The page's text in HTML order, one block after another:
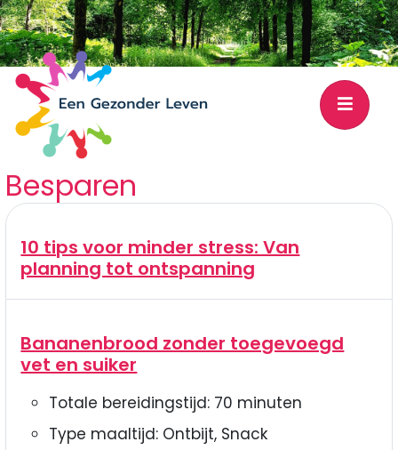
Besparen
10 tips voor minder stress: Van
planning tot ontspanning
Bananenbrood zonder toegevoegd
vet en suiker
Totale bereidingstijd: 70 minuten
Type maaltijd: Ontbijt, Snack